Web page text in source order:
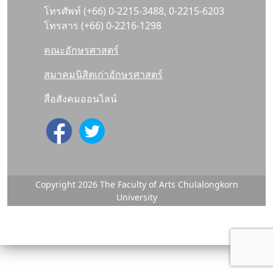
โทรศัพท์ (+66) 0-2215-3488, 0-2215-6203
โทรสาร (+66) 0-2216-1298
คณะอักษรศาสตร์
สมาคมนิสิตเก่าอักษรศาสตร์
สื่อสังคมออนไลน์
Copyright 2026 The Faculty of Arts Chulalongkorn
University